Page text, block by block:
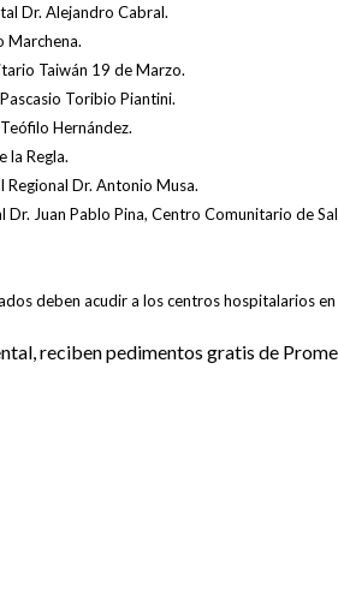
Dr. Alejandro Cabral.
Marchena.
Taiwán 19 de Marzo.
Toribio Piantini.
Hernández.
la Regla.
Regional Dr. Antonio Musa.
Dr. Juan Pablo Pina, Centro Comunitario de
deben acudir a los centros hospitalarios
reciben pedimentos gratis de